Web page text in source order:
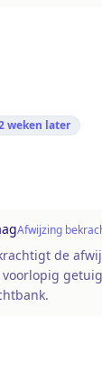
weken later
Afwijzing
de
voorlopig